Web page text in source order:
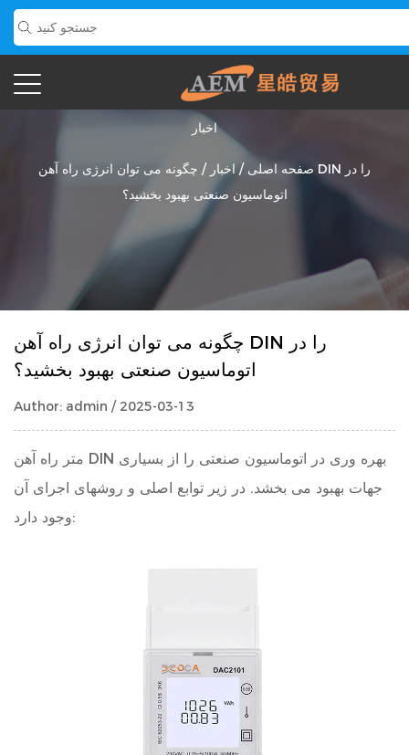
اخبار
صفحه اصلی /اخبار / چگونه می توان انرژی راه آهن DIN را در
اتوماسیون صنعتی بهبود بخشید؟
چگونه می توان انرژی راه آهن DIN را در
اتوماسیون صنعتی بهبود بخشید؟
Author: admin / 2025-03-13
متر راه آهن DIN بهره وری در اتوماسیون صنعتی را از بسیاری
جهات بهبود می بخشد. در زیر توابع اصلی و روشهای اجرای آن
وجود دارد: